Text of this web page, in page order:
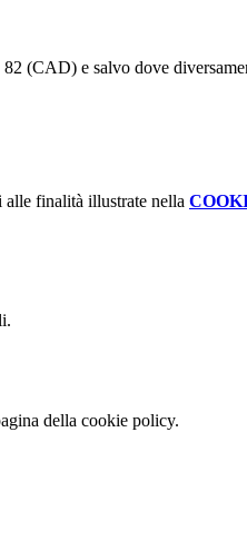
(CAD) e salvo dove
finalità illustrate nella
della cookie policy.